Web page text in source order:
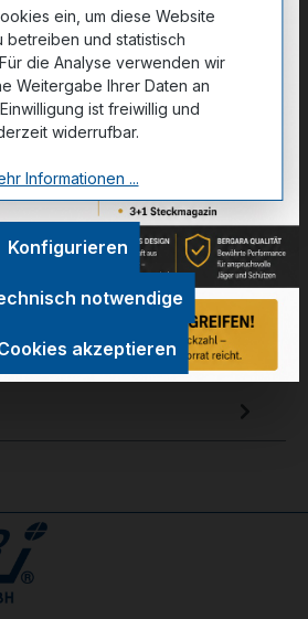
L 2XL M 3XL
ein, um diese Website
betreiben und statistisch
die Analyse verwenden wir
Weitergabe Ihrer Daten an
ist freiwillig und
widerrufbar.
Informationen ...
notwendige
Konfigurieren
akzeptieren